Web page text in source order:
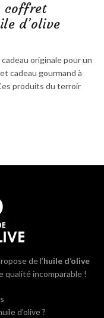
coffret
d’olive
originale pour un
cadeau gourmand à
produits du terroir
de l’huile d’olive
qualité incomparable !
d’olive ?